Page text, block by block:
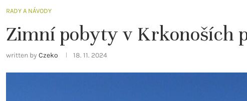
RADY A NÁVODY
Zimní pobyty v Krkonoších
written by Czeko 18. 11. 2024